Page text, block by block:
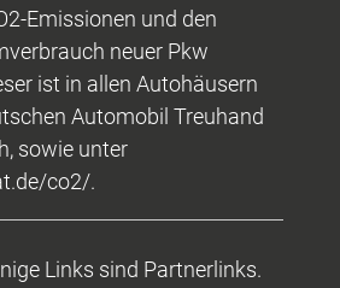
Emissionen und den
neuer Pkw
ist in allen Autohäusern
Automobil Treuhand
sowie unter
co2/.
Links sind Partnerlinks.